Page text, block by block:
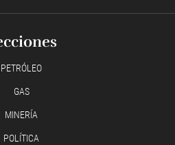
PETRÓLEO
GAS
MINERÍA
POLÍTICA